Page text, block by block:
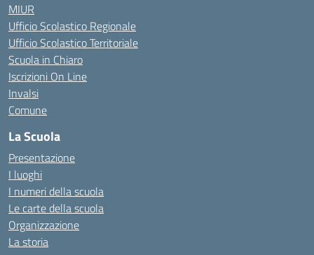
MIUR
Ufficio Scolastico Regionale
Ufficio Scolastico Territoriale
Scuola in Chiaro
Iscrizioni On Line
Invalsi
Comune
La Scuola
Presentazione
I luoghi
I numeri della scuola
Le carte della scuola
Organizzazione
La storia